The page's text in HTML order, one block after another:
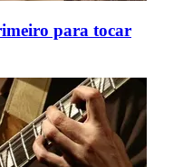
para tocar